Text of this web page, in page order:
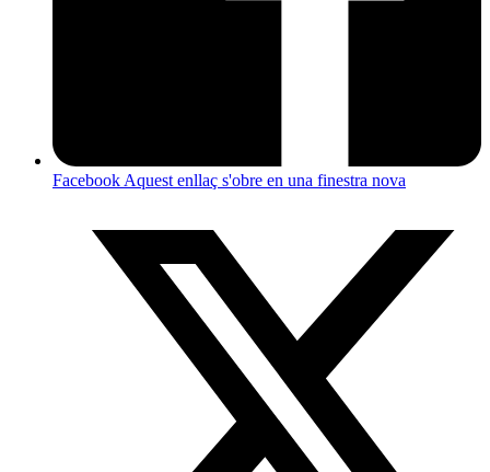
Facebook Aquest enllaç s'obre en una finestra nova